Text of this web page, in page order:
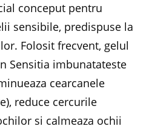
conceput pentru
sensibile, predispuse la
Folosit frecvent, gelul
Sensitia imbunatateste
cearcanele
reduce cercurile
si calmeaza ochii